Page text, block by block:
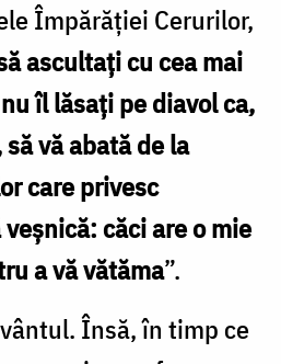
Împărăţiei Cerurilor,
ascultaţi cu cea mai
îl lăsaţi pe diavol ca,
vă abată de la
care privesc
căci are o mie
a vă vătăma”.
Însă, în timp ce